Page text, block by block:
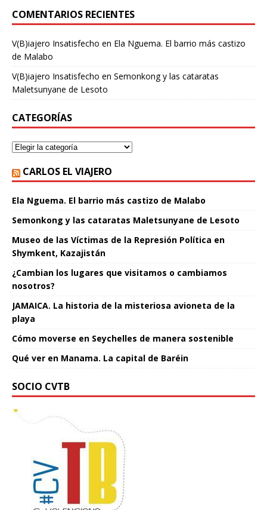
COMENTARIOS RECIENTES
V(B)iajero Insatisfecho en Ela Nguema. El barrio más castizo
de Malabo
V(B)iajero Insatisfecho en Semonkong y las cataratas
Maletsunyane de Lesoto
CATEGORÍAS
CARLOS EL VIAJERO
Ela Nguema. El barrio más castizo de Malabo
Semonkong y las cataratas Maletsunyane de Lesoto
Museo de las Víctimas de la Represión Política en
Shymkent, Kazajistán
¿Cambian los lugares que visitamos o cambiamos
nosotros?
JAMAICA. La historia de la misteriosa avioneta de la
playa
Cómo moverse en Seychelles de manera sostenible
Qué ver en Manama. La capital de Baréin
SOCIO CVTB